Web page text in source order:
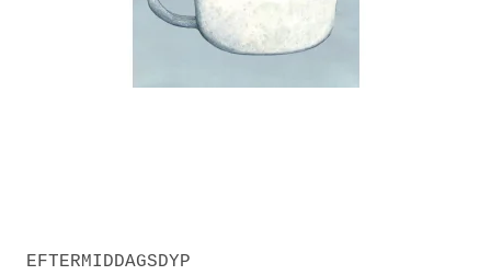
EFTERMIDDAGSDYP